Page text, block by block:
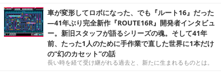
車が変形してロボになった、でも『ルート16』だった
―41年ぶり完全新作『ROUTE16R』開発者インタビュ
ー。新旧スタッフが語るシリーズの魂。そして41年
前、たった1人のために手作業で直した世界に1本だけ
の“幻のカセット”の話
長い時を経て受け継がれる過去と、新たに生まれるものとは。